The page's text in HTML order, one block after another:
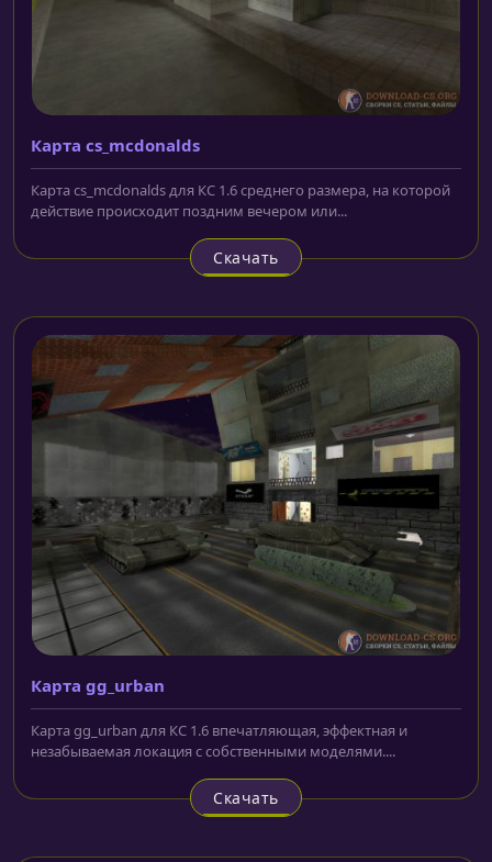
Карта cs_mcdonalds
Карта cs_mcdonalds для КС 1.6 среднего размера, на которой
действие происходит поздним вечером или...
Скачать
Карта gg_urban
Карта gg_urban для КС 1.6 впечатляющая, эффектная и
незабываемая локация с собственными моделями....
Скачать